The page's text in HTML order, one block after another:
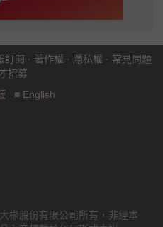
訂閱 · 著作權 · 隱私權 · 常見問題
招募
■ English
椽股份有限公司所有，非經本